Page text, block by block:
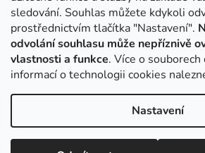
sledování. Souhlas můžete kdykoli
prostřednictvím tlačítka "Nastavení".
odvolání souhlasu může nepříznivě
vlastnosti a funkce. Více o souborech
informací o technologii cookies
Nastavení
Antigravity A1 - revoluční
kamerou
20.8.2025
DJI Mini 5 Pro - co víme o
Vytvořil